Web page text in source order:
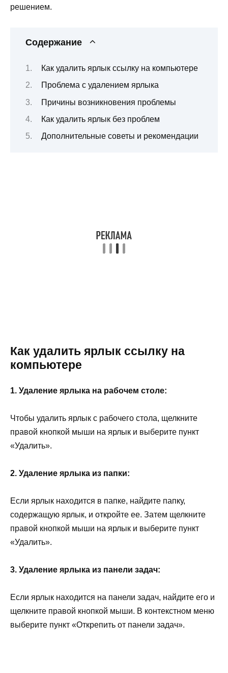
решением.
Содержание
Как удалить ярлык ссылку на компьютере
Проблема с удалением ярлыка
Причины возникновения проблемы
Как удалить ярлык без проблем
Дополнительные советы и рекомендации
Как удалить ярлык ссылку на
компьютере
1. Удаление ярлыка на рабочем столе:
Чтобы удалить ярлык с рабочего стола, щелкните
правой кнопкой мыши на ярлык и выберите пункт
«Удалить».
2. Удаление ярлыка из папки:
Если ярлык находится в папке, найдите папку,
содержащую ярлык, и откройте ее. Затем щелкните
правой кнопкой мыши на ярлык и выберите пункт
«Удалить».
3. Удаление ярлыка из панели задач:
Если ярлык находится на панели задач, найдите его и
щелкните правой кнопкой мыши. В контекстном меню
выберите пункт «Открепить от панели задач».